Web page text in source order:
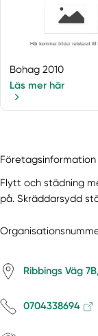
Bohag 2010
Läs mer här
Företagsinformation
Flytt och städning
på. Skräddarsydd
Ribbings Väg
0704338694